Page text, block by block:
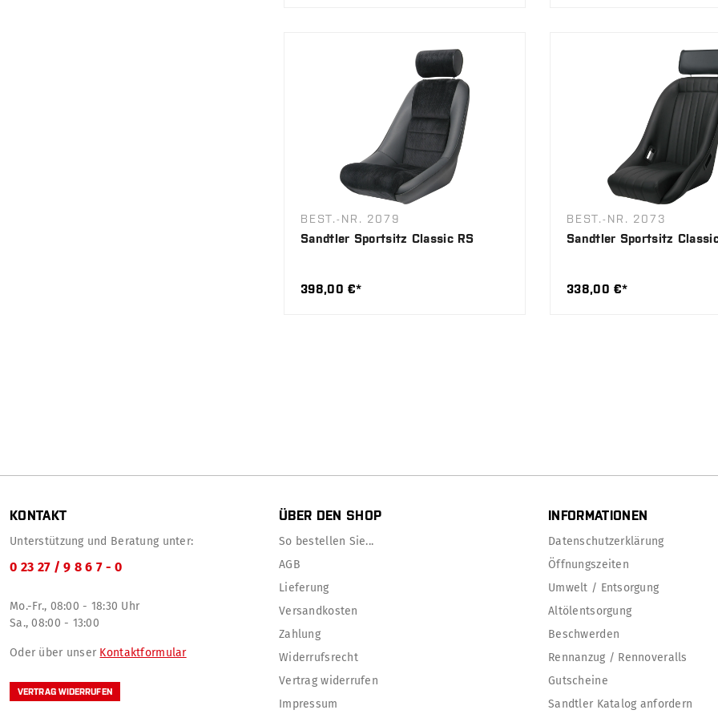
BEST.-NR. 2079
Sandtler Sportsitz Classic RS
398,00 €*
BEST.-NR. 2073
Sandtler Sportsitz
338,00 €*
KONTAKT
Unterstützung und Beratung unter:
0 23 27 / 9 8 6 7 - 0
Mo.-Fr., 08:00 - 18:30 Uhr
Sa., 08:00 - 13:00
Oder über unser Kontaktformular
VERTRAG WIDERRUFEN
ÜBER DEN SHOP
So bestellen Sie...
AGB
Lieferung
Versandkosten
Zahlung
Widerrufsrecht
Vertrag widerrufen
Impressum
INFORMATIONEN
Datenschutzerklärung
Öffnungszeiten
Umwelt / Entsorgung
Altölentsorgung
Beschwerden
Rennanzug / Rennoveralls
Gutscheine
Sandtler Katalog anfordern